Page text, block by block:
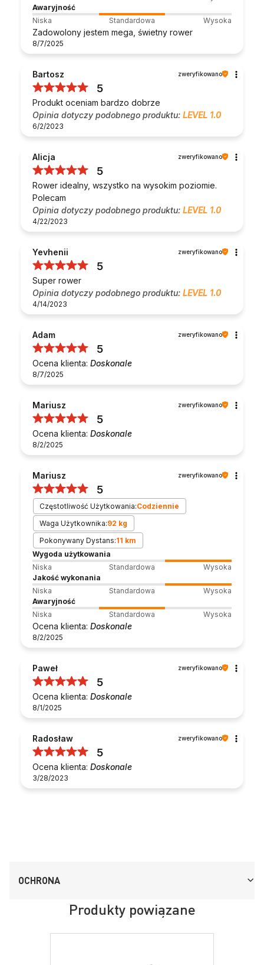
Awaryjność
Niska
Standardowa Wysoka
Zadowolony jestem mega, świetny rower
8/7/2025
Bartosz zweryfikowano
5
Produkt oceniam bardzo dobrze
Opinia dotyczy podobnego produktu: LEVEL 1.0
6/2/2023
Alicja zweryfikowano
5
Rower idealny, wszystko na wysokim poziomie.
Polecam
Opinia dotyczy podobnego produktu: LEVEL 1.0
4/22/2023
Yevhenii zweryfikowano
5
Super rower
Opinia dotyczy podobnego produktu: LEVEL 1.0
4/14/2023
Adam zweryfikowano
5
Ocena klienta: Doskonale
8/7/2025
Mariusz zweryfikowano
5
Ocena klienta: Doskonale
8/2/2025
Mariusz zweryfikowano
5
Częstotliwość Użytkowania:Codziennie
Waga Użytkownika:92 kg
Pokonywany Dystans:11 km
Wygoda użytkowania
Niska
Standardowa
Wysoka
Jakość wykonania
Niska
Standardowa
Wysoka
Awaryjność
Niska
Standardowa Wysoka
Ocena klienta: Doskonale
8/2/2025
Paweł zweryfikowano
5
Ocena klienta: Doskonale
8/1/2025
Radosław zweryfikowano
5
Ocena klienta: Doskonale
3/28/2023
OCHRONA
Produkty powiązane